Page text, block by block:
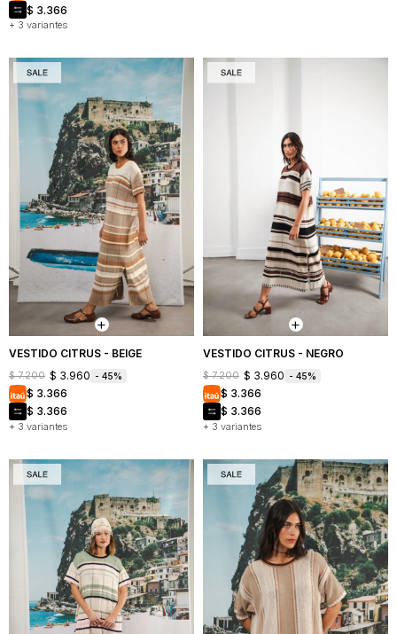
+ 3 variantes
$ 3.366
VESTIDO CITRUS - BEIGE
+ 3 variantes
$ 7.200 $ 3.960 45
$ 3.366
$ 3.366
VESTIDO CITRUS - NEGRO
+ 3 variantes
$ 7.200 $ 3.960 45
$ 3.366
$ 3.366